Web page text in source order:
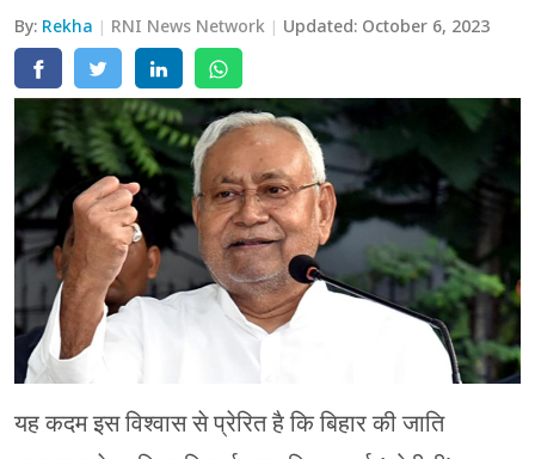
वेब स्टोरी
By: Rekha RNI News Network Updated: October 6, 2023
यह कदम इस विश्वास से प्रेरित है कि बिहार की जाति
अयोध्या
अलीगढ़
मथुरा
मेरठ
मुरादाबाद
गोरखपुर
प्रयागराज
रामपुर